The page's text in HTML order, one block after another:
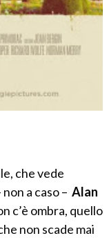
che vede
a caso – Alan
c’è ombra, quello
non scade mai